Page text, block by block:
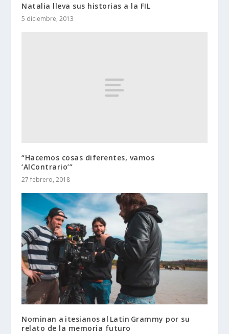
Natalia lleva sus historias a la FIL
5 diciembre, 2013
“Hacemos cosas diferentes, vamos
‘AlContrario’”
27 febrero, 2018
Nominan a itesianos al Latin Grammy por su
relato de la memoria futuro